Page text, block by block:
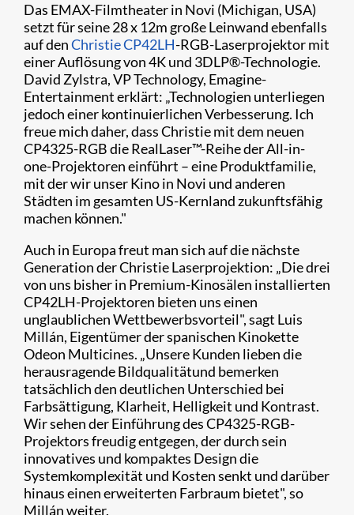
Das EMAX-Filmtheater in Novi (Michigan, USA)
setzt für seine 28 x 12m große Leinwand ebenfalls
auf denChristie CP42LH-RGB-Laserprojektor mit
einer Auflösung von 4K und 3DLP®-Technologie.
David Zylstra, VP Technology, Emagine-
Entertainment erklärt: „Technologien unterliegen
jedoch einer kontinuierlichen Verbesserung. Ich
freue mich daher, dass Christie mit dem neuen
CP4325-RGB die RealLaser™-Reihe der All-in-
one-Projektoren einführt – eine Produktfamilie,
mit der wir unser Kino in Novi und anderen
Städten im gesamten US-Kernland zukunftsfähig
machen können."
Auch in Europa freut man sich auf die nächste
Generation der Christie Laserprojektion: „Die drei
von uns bisher in Premium-Kinosälen installierten
CP42LH-Projektoren bieten uns einen
unglaublichen Wettbewerbsvorteil", sagt Luis
Millán, Eigentümer der spanischen Kinokette
Odeon Multicines. „Unsere Kunden lieben die
herausragende Bildqualitätund bemerken
tatsächlich den deutlichen Unterschied bei
Farbsättigung, Klarheit, Helligkeit und Kontrast.
Wir sehen der Einführung des CP4325-RGB-
Projektors freudig entgegen, der durch sein
innovatives und kompaktes Design die
Systemkomplexität und Kosten senkt und darüber
hinaus einen erweiterten Farbraum bietet", so
Millán weiter.